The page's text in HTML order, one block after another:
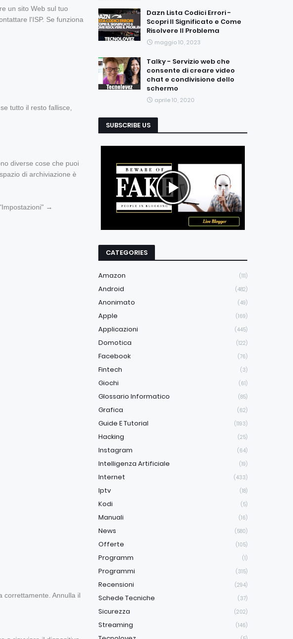
un sito Web sul tuo
l'ISP. Se funziona
tutto il resto fallisce,
diverse cose che puoi
di archiviazione è
→
correttamente. Annulla il
Dazn Lista Codici Errori -
Scopri Il Significato e Come
Risolvere Il Problema
maggio 10, 2023
Talky - Servizio web che
consente di creare video
chat e condivisione dello
schermo
aprile 10, 2020
SUBSCRIBE US
CATEGORIES
Amazon (111)
Android (482)
Anonimato (49)
Apple (169)
Applicazioni (445)
Domotica (122)
Facebook (76)
Fintech (3)
Giochi (61)
Glossario Informatico (85)
Grafica (62)
Guide E Tutorial (1193)
Hacking (25)
Instagram (64)
Intelligenza Artificiale (19)
Internet (433)
Iptv (18)
Kodi (5)
Manuali (16)
News (580)
Offerte (105)
Programm (1)
Programmi (315)
Recensioni (294)
Schede Tecniche (37)
Sicurezza (202)
Streaming (146)